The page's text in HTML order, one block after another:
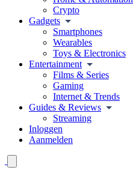
Crypto
Gadgets
Smartphones
Wearables
Toys & Electronics
Entertainment
Films & Series
Gaming
Internet & Trends
Guides & Reviews
Streaming
Inloggen
Aanmelden